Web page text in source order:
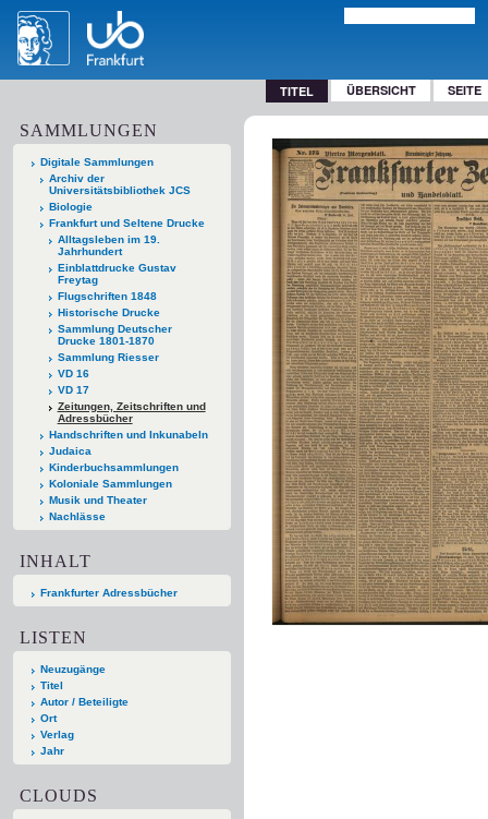
TITEL ÜBERSICHT SEITE
SAMMLUNGEN
Digitale Sammlungen
Archiv der
Universitätsbibliothek JCS
Biologie
Frankfurt und Seltene Drucke
Alltagsleben im 19.
Jahrhundert
Einblattdrucke Gustav
Freytag
Flugschriften 1848
Historische Drucke
Sammlung Deutscher
Drucke 1801-1870
Sammlung Riesser
VD 16
VD 17
Zeitungen, Zeitschriften und
Adressbücher
Handschriften und Inkunabeln
Judaica
Kinderbuchsammlungen
Koloniale Sammlungen
Musik und Theater
Nachlässe
INHALT
Frankfurter Adressbücher
LISTEN
Neuzugänge
Titel
Autor / Beteiligte
Ort
Verlag
Jahr
CLOUDS